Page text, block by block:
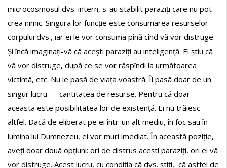
microcosmosul dvs. intern, s-au stabilit paraziți care nu pot
crea nimic. Singura lor funcție este consumarea resurselor
corpului dvs., iar ei le vor consuma pînă cînd vă vor distruge.
Și încă imaginați-vă că acești paraziți au inteligență. Ei știu că
vă vor distruge, după ce se vor răspîndi la următoarea
victimă, etc. Nu le pasă de viața voastră. Îi pasă doar de un
singur lucru — cantitatea de resurse. Pentru că doar
aceasta este posibilitatea lor de existență. Ei nu trăiesc
altfel. Dacă de eliberat pe ei într-un alt mediu, în foc sau în
lumina lui Dumnezeu, ei vor muri imediat. În această poziție,
aveți doar două opțiuni: ori de distrus acești paraziți, ori ei vă
vor distruge. Acest lucru, cu condiția că dvs. știți, că astfel de